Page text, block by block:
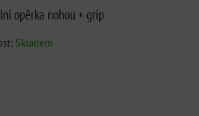
opěrka nohou + grip
Skladem